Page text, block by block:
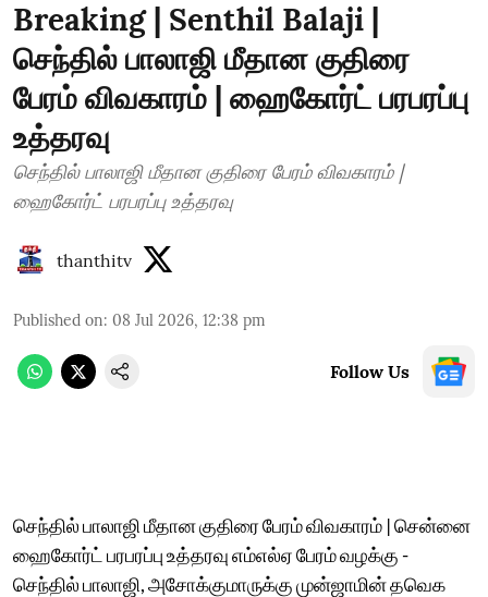
Breaking | Senthil Balaji |
செந்தில் பாலாஜி மீதான குதிரை
பேரம் விவகாரம் | ஹைகோர்ட் பரபரப்பு
உத்தரவு
செந்தில் பாலாஜி மீதான குதிரை பேரம் விவகாரம் |
ஹைகோர்ட் பரபரப்பு உத்தரவு
thanthitv
Published on: 08 Jul 2026, 12:38 pm
Follow Us
செந்தில் பாலாஜி மீதான குதிரை பேரம் விவகாரம் | சென்னை
ஹைகோர்ட் பரபரப்பு உத்தரவு எம்எல்ஏ பேரம் வழக்கு -
செந்தில் பாலாஜி, அசோக்குமாருக்கு முன்ஜாமின் தவெக